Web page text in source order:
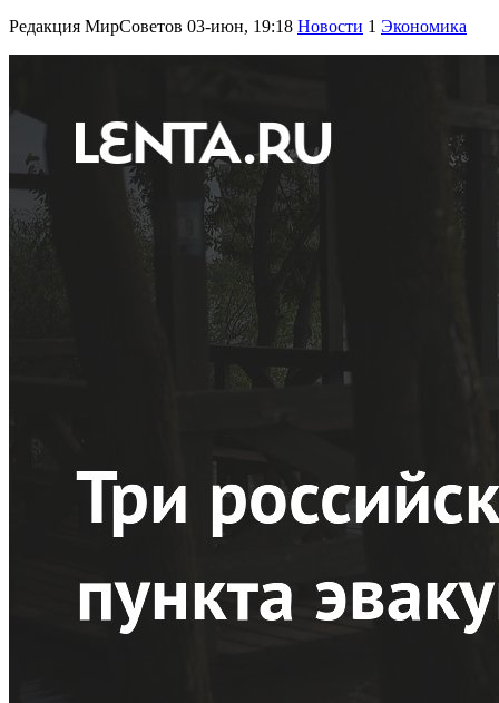
Редакция МирСоветов 03-июн, 19:18 Новости 1 Экономика